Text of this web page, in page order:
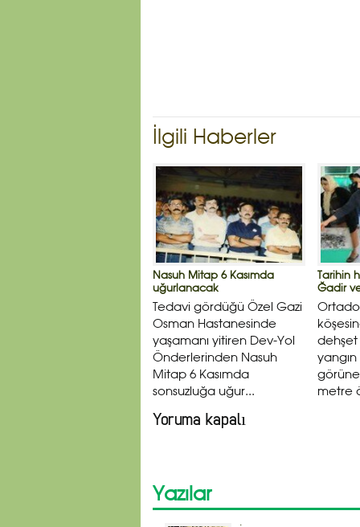
İlgili Haberler
Nasuh Mitap 6 Kasımda
uğurlanacak
Tedavi gördüğü Özel Gazi
Osman Hastanesinde
yaşamanı yitiren Dev-Yol
Önderlerinden Nasuh
Mitap 6 Kasımda
sonsuzluğa uğur...
Tarihin
Ğadir
dehşet
yangın
metre
Yoruma kapalı
Yazılar